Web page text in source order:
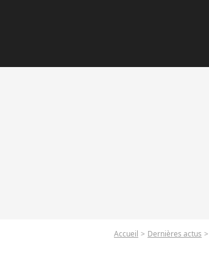
Accueil Dernières actus